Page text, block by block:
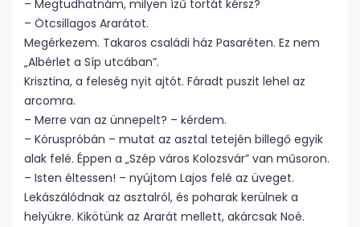
– Megtudhatnám, milyen ízű tortát kérsz?
– Ötcsillagos Ararátot.
Megérkezem. Takaros családi ház Pasaréten. Ez nem
„Albérlet a Síp utcában”.
Krisztina, a feleség nyit ajtót. Fáradt puszit lehel az
arcomra.
– Merre van az ünnepelt? – kérdem.
– Kóruspróbán – mutat az asztal tetején billegő egyik
alak felé. Éppen a „Szép város Kolozsvár” van műsoron.
– Isten éltessen! – nyújtom Lajos felé az üveget.
Lekászálódnak az asztalról, és poharak kerülnek a
helyükre. Kikötünk az Ararát mellett, akárcsak Noé.